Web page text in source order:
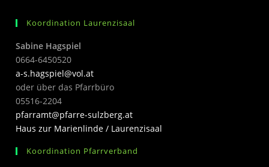
Koordination Laurenzisaal
Sabine Hagspiel
0664-6450520
a-s.hagspiel@vol.at
oder über das Pfarrbüro
05516-2204
pfarramt@pfarre-sulzberg.at
Haus zur Marienlinde / Laurenzisaal
Koordination Pfarrverband